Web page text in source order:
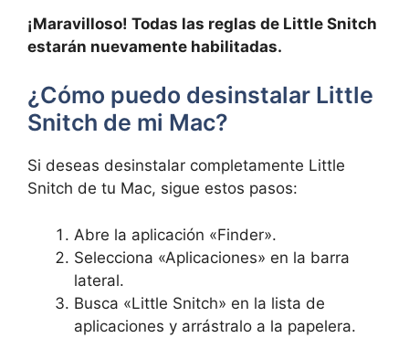
¡Maravilloso! Todas las reglas de Little Snitch
estarán nuevamente habilitadas.
¿Cómo puedo desinstalar Little
Snitch de mi Mac?
Si deseas desinstalar completamente Little
Snitch de tu Mac, sigue estos pasos:
Abre la aplicación «Finder».
Selecciona «Aplicaciones» en la barra
lateral.
Busca «Little Snitch» en la lista de
aplicaciones y arrástralo a la papelera.